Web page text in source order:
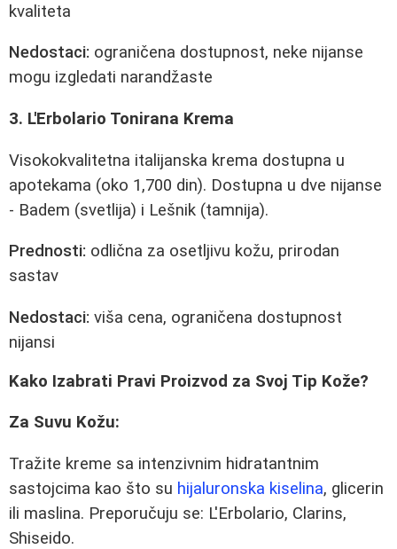
kvaliteta
Nedostaci: ograničena dostupnost, neke nijanse
mogu izgledati narandžaste
3. L'Erbolario Tonirana Krema
Visokokvalitetna italijanska krema dostupna u
apotekama (oko 1,700 din). Dostupna u dve nijanse
- Badem (svetlija) i Lešnik (tamnija).
Prednosti: odlična za osetljivu kožu, prirodan
sastav
Nedostaci: viša cena, ograničena dostupnost
nijansi
Kako Izabrati Pravi Proizvod za Svoj Tip Kože?
Za Suvu Kožu:
Tražite kreme sa intenzivnim hidratantnim
sastojcima kao što su hijaluronska kiselina, glicerin
ili maslina. Preporučuju se: L'Erbolario, Clarins,
Shiseido.